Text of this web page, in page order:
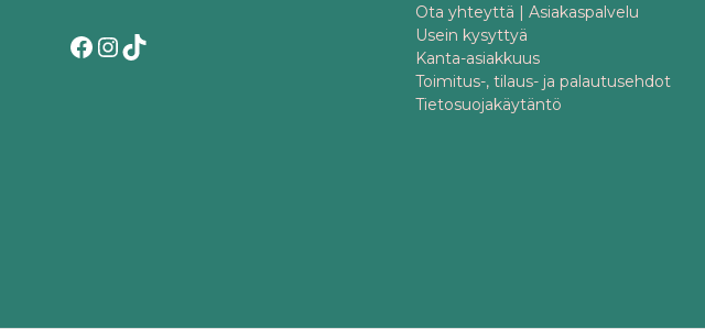
Facebook
Instagram
TikTok
Ota yhteyttä | Asiakaspalvelu
Usein kysyttyä
Kanta-asiakkuus
Toimitus-, tilaus- ja palautusehdot
Tietosuojakäytäntö